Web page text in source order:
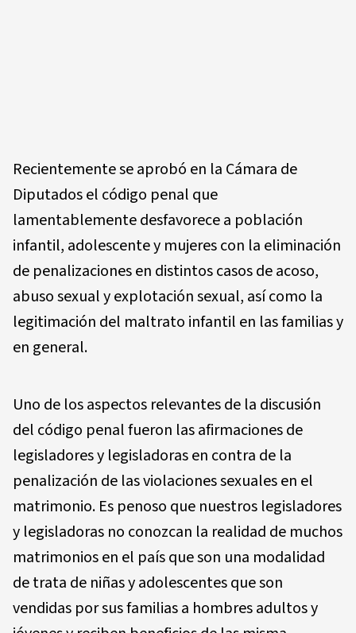
Recientemente se aprobó en la Cámara de
Diputados el código penal que
lamentablemente desfavorece a población
infantil, adolescente y mujeres con la eliminación
de penalizaciones en distintos casos de acoso,
abuso sexual y explotación sexual, así como la
legitimación del maltrato infantil en las familias y
en general.
Uno de los aspectos relevantes de la discusión
del código penal fueron las afirmaciones de
legisladores y legisladoras en contra de la
penalización de las violaciones sexuales en el
matrimonio. Es penoso que nuestros legisladores
y legisladoras no conozcan la realidad de muchos
matrimonios en el país que son una modalidad
de trata de niñas y adolescentes que son
vendidas por sus familias a hombres adultos y